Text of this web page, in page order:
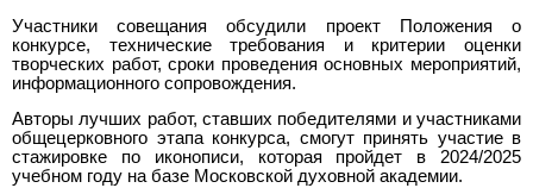
Участники совещания обсудили проект Положения о
конкурсе, технические требования и критерии оценки
творческих работ, сроки проведения основных мероприятий,
информационного сопровождения.
Авторы лучших работ, ставших победителями и участниками
общецерковного этапа конкурса, смогут принять участие в
стажировке по иконописи, которая пройдет в 2024/2025
учебном году на базе Московской духовной академии.